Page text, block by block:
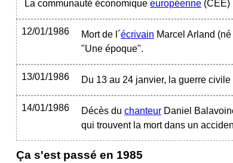
La communauté économique européenne (CEE)
12/01/1986 Mort de l´écrivain Marcel Arland
"Une époque".
13/01/1986 Du 13 au 24 janvier, la guerre
14/01/1986 Décès du chanteur Daniel
qui trouvent la mort dans un
Ça s'est passé en 1985